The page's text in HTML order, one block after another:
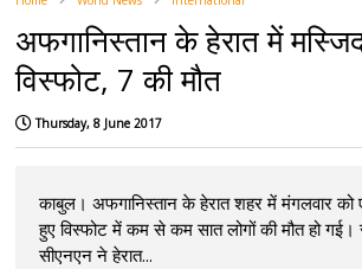
अफगानिस्तान के हेरात में
विस्फोट, 7 की मौत
Thursday, 8 June 2017
काबुल। अफगानिस्तान के हेरात शहर में मंगलवार
हुए विस्फोट में कम से कम सात लोगों की मौत हो
सीएनएन ने हेरात...